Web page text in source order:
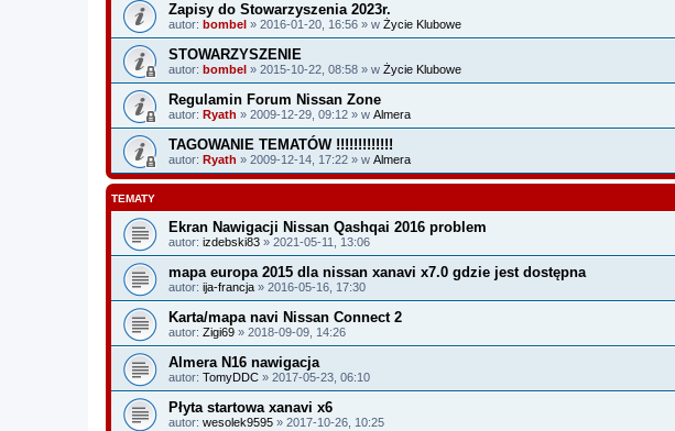
Zapisy do Stowarzyszenia 2023r.
autor: bombel » 2016-01-20, 16:56 » w Życie Klubowe
STOWARZYSZENIE
autor: bombel » 2015-10-22, 08:58 » w Życie Klubowe
Regulamin Forum Nissan Zone
autor: Ryath » 2009-12-29, 09:12 » w Almera
TAGOWANIE TEMATÓW !!!!!!!!!!!!!
autor: Ryath » 2009-12-14, 17:22 » w Almera
TEMATY
Ekran Nawigacji Nissan Qashqai 2016 problem
autor: izdebski83 » 2021-05-11, 13:06
mapa europa 2015 dla nissan xanavi x7.0 gdzie jest dostępna
autor: ija-francja » 2016-05-16, 17:30
Karta/mapa navi Nissan Connect 2
autor: Zigi69 » 2018-09-09, 14:26
Almera N16 nawigacja
autor: TomyDDC » 2017-05-23, 06:10
Płyta startowa xanavi x6
autor: wesolek9595 » 2017-10-26, 10:25